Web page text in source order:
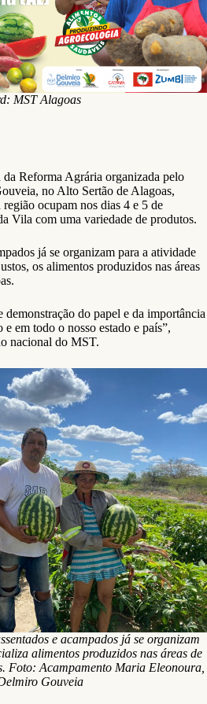
MST Alagoas
Reforma Agrária organizada pelo
no Alto Sertão de Alagoas,
região ocupam nos dias 4 e 5 de
Vila com uma variedade de produtos.
já se organizam para a atividade
os alimentos produzidos nas áreas
demonstração do papel e da importância
em todo o nosso estado e país”,
nacional do MST.
e acampados já se organizam
alimentos produzidos nas áreas de
Foto: Acampamento Maria Eleonoura,
Gouveia